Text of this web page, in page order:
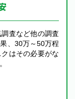
査など他の調査
、30万～50万程
はその必要がな